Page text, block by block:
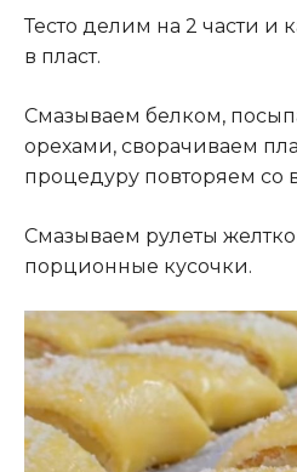
Тесто делим на 2 части и
в пласт.
Смазываем белком,
орехами, сворачиваем
процедуру повторяем со
Смазываем рулеты
порционные кусочки.